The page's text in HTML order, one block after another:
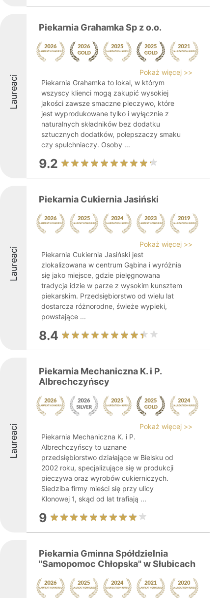
Laureaci
Piekarnia Grahamka Sp z o.o.
Pokaż więcej >>
Piekarnia Grahamka to lokal, w którym
wszyscy klienci mogą zakupić wysokiej
jakości zawsze smaczne pieczywo, które
jest wyprodukowane tylko i wyłącznie z
naturalnych składników bez dodatku
sztucznych dodatków, polepszaczy smaku
czy spulchniaczy. Osoby ...
9.2
Laureaci
Piekarnia Cukiernia Jasiński
Pokaż więcej >>
Piekarnia Cukiernia Jasiński jest
zlokalizowana w centrum Gąbina i wyróżnia
się jako miejsce, gdzie pielęgnowana
tradycja idzie w parze z wysokim kunsztem
piekarskim. Przedsiębiorstwo od wielu lat
dostarcza różnorodne, świeże wypieki,
powstające ...
8.4
Laureaci
Piekarnia Mechaniczna K. i P.
Albrechczyńscy
Pokaż więcej >>
Piekarnia Mechaniczna K. i P.
Albrechczyńscy to uznane
przedsiębiorstwo działające w Bielsku od
2002 roku, specjalizujące się w produkcji
pieczywa oraz wyrobów cukierniczych.
Siedziba firmy mieści się przy ulicy
Klonowej 1, skąd od lat trafiają ...
9
Piekarnia Gminna Spółdzielnia
"Samopomoc Chłopska" w Słubicach